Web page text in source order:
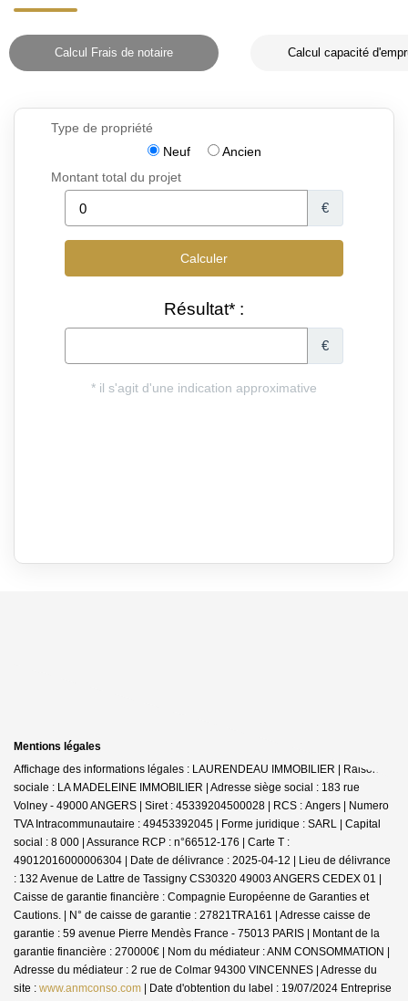
Calcul Frais de notaire Calcul capacité
Mentions légales
Affichage des informations légales : LAURENDEAU IMMOBILIER | Raison
sociale : LA MADELEINE IMMOBILIER | Adresse siège social : 183 rue
Volney - 49000 ANGERS | Siret : 45339204500028 | RCS : Angers | Numero
TVA Intracommunautaire : 49453392045 | Forme juridique : SARL | Capital
social : 8 000 | Assurance RCP : n°66512-176 | Carte T :
49012016000006304 | Date de délivrance : 2025-04-12 | Lieu de délivrance
: 132 Avenue de Lattre de Tassigny CS30320 49003 ANGERS CEDEX 01 |
Caisse de garantie financière : Compagnie Européenne de Garanties et
Cautions. | N° de caisse de garantie : 27821TRA161 | Adresse caisse de
garantie : 59 avenue Pierre Mendès France - 75013 PARIS | Montant de la
garantie financière : 270000€ | Nom du médiateur : ANM CONSOMMATION |
Adresse du médiateur : 2 rue de Colmar 94300 VINCENNES | Adresse du
site : www.anmconso.com | Date d'obtention du label : 19/07/2024 Entreprise